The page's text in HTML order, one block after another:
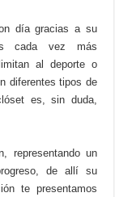
día gracias a su
cada vez más
al deporte o
diferentes tipos de
es, sin duda,
representando un
de allí su
te presentamos